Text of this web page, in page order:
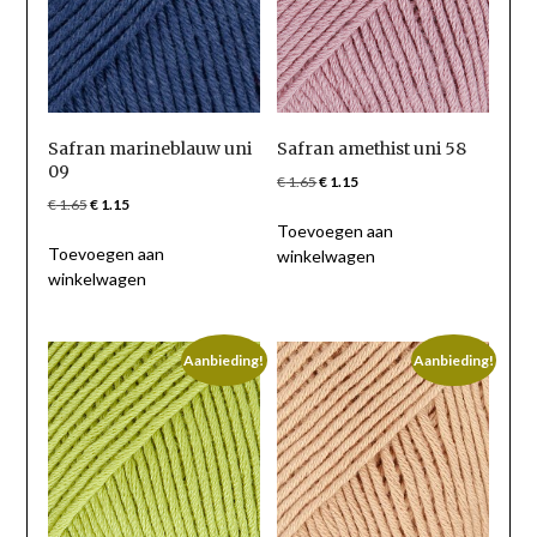
Safran marineblauw uni
09
€1.65Oorspronkelijke
was:
€ 1.65.
€1.15Huidige
is:
€ 1.15.
Toevoegen aan
winkelwagen
Safran amethist uni 58
€1.65Oorspronkelijke
was:
€ 1.65.
€ 1.15Huidige
is:
€ 1.15.
Toevoegen aan
winkelwagen
Aanbieding! Aanbieding!